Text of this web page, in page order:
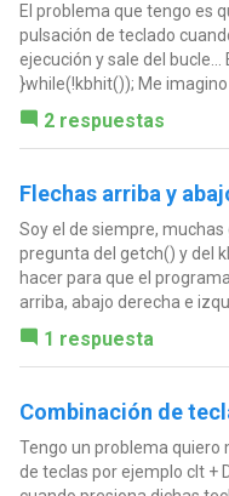
El problema que tengo es
pulsación de teclado
ejecución y sale del bucle...
}while(!kbhit()); Me imagino
2 respuestas
Flechas arriba y
Soy el de siempre,
pregunta del getch() y del
hacer para que el
arriba, abajo derecha e
1 respuesta
Combinación de
Tengo un problema quiero
de teclas por ejemplo clt +